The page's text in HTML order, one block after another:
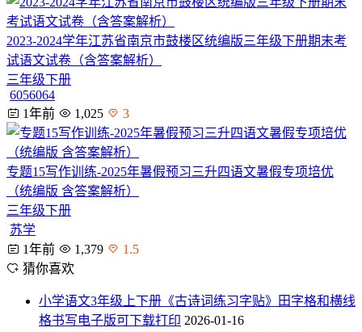
2023-2024学年江苏省南京市鼓楼区统编版三年级下册期末考
试语文试卷（含答案解析）
三年级下册
6056064
1年前
1,025 3
专题15写作训练-2025年暑假预习三升四语文暑假专项培优
（统编版 含答案解析）
三年级下册
苏学
1年前
1,379
1.5
猜你喜欢
小学语文3年级上下册《古诗词练习字贴》田字格和横线
格书写电子版可下载打印 2026-01-16